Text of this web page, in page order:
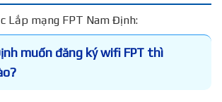
Lắp mạng FPT Nam Định:
muốn đăng ký wifi FPT thì